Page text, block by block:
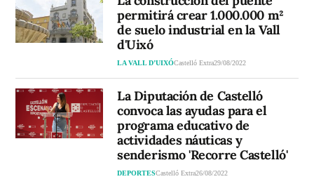
permitirá crear 1.000.000 m²
de suelo industrial en la Vall
d'Uixó
LA VALL D’UIXÓCastelló Extra29/08/2022
La Diputación de Castelló
convoca las ayudas para el
programa educativo de
actividades náuticas y
senderismo 'Recorre Castelló'
DEPORTESCastelló Extra26/08/2022